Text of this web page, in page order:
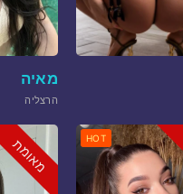
מאיה
הרצליה
מאומת HOT